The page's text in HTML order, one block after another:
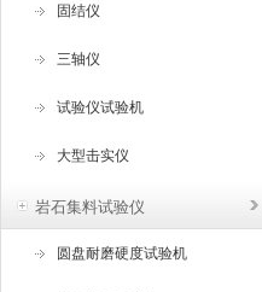
固结仪
三轴仪
试验仪试验机
大型击实仪
岩石集料试验仪
圆盘耐磨硬度试验机